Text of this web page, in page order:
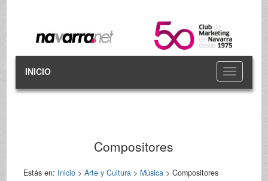
Toggle
navigation
INICIO
Compositores
Estás en: Inicio> Arte y Cultura> Música> Compositores